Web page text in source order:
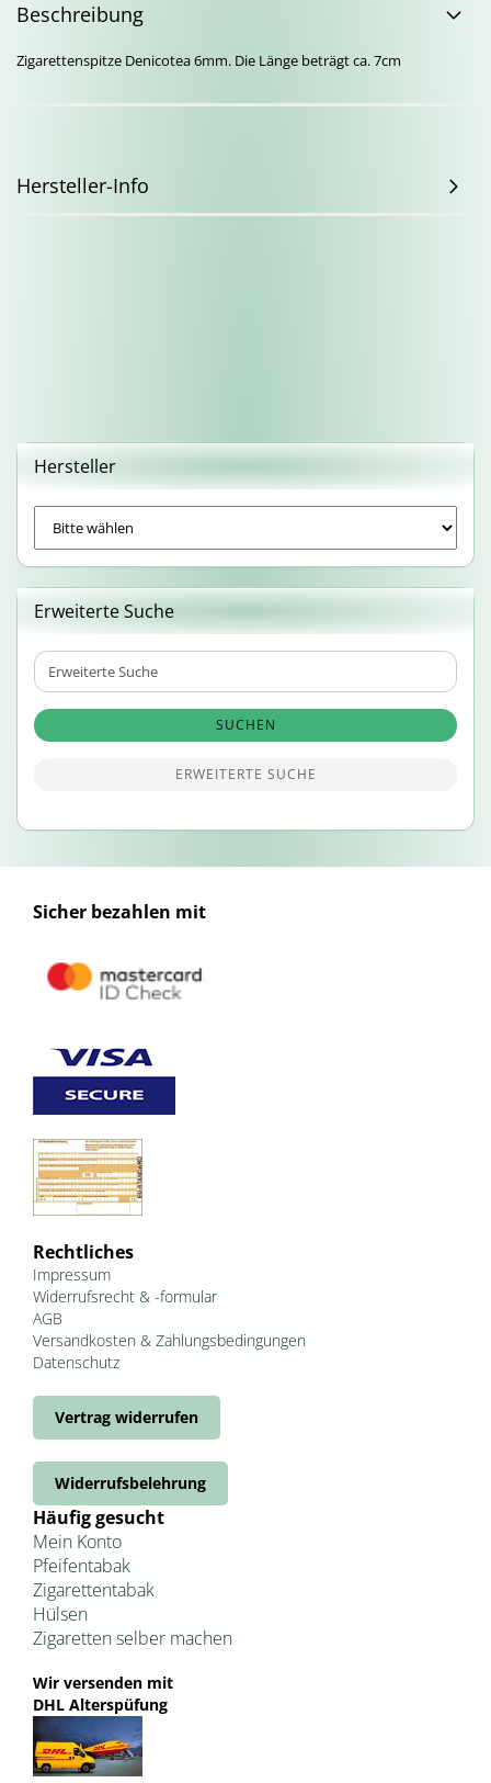
Beschreibung
Zigarettenspitze Denicotea 6mm. Die Länge beträgt ca. 7cm
Hersteller-Info
Hersteller
Erweiterte Suche
Erweiterte
Suche
SUCHEN
ERWEITERTE SUCHE
Sicher bezahlen mit
Rechtliches
Impressum
Widerrufsrecht & -formular
AGB
Versandkosten & Zahlungsbedingungen
Datenschutz
Vertrag widerrufen
Widerrufsbelehrung
Häufig gesucht
Mein Konto
Pfeifentabak
Zigarettentabak
Hülsen
Zigaretten selber machen
Wir versenden mit
DHL Alterspüfung